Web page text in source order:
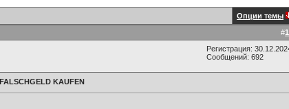
Опции темы
#1
Регистрация:
Сообщений: 692
KAUFEN